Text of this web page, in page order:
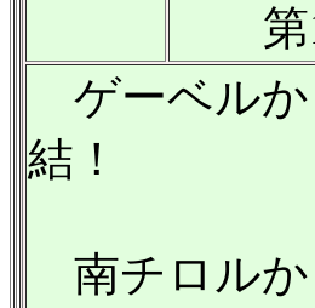
第12
ゲーベルか
結！
南チロルか